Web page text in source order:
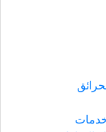
الحرائق